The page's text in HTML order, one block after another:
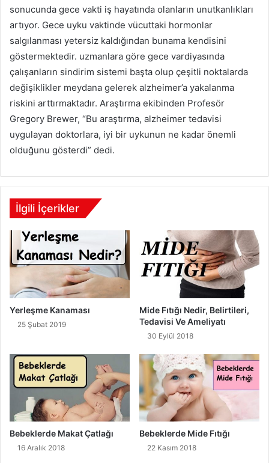
sonucunda gece vakti iş hayatında olanların unutkanlıkları
artıyor. Gece uyku vaktinde vücuttaki hormonlar
salgılanması yetersiz kaldığından bunama kendisini
göstermektedir. uzmanlara göre gece vardiyasında
çalışanların sindirim sistemi başta olup çeşitli noktalarda
değişiklikler meydana gelerek alzheimer’a yakalanma
riskini arttırmaktadır. Araştırma ekibinden Profesör
Gregory Brewer, “Bu araştırma, alzheimer tedavisi
uygulayan doktorlara, iyi bir uykunun ne kadar önemli
olduğunu gösterdi” dedi.
İlgili İçerikler
Yerleşme Kanaması
25 Şubat 2019
Mide Fıtığı Nedir, Belirtileri,
Tedavisi Ve Ameliyatı
30 Eylül 2018
Bebeklerde Makat Çatlağı
16 Aralık 2018
Bebeklerde Mide Fıtığı
22 Kasım 2018